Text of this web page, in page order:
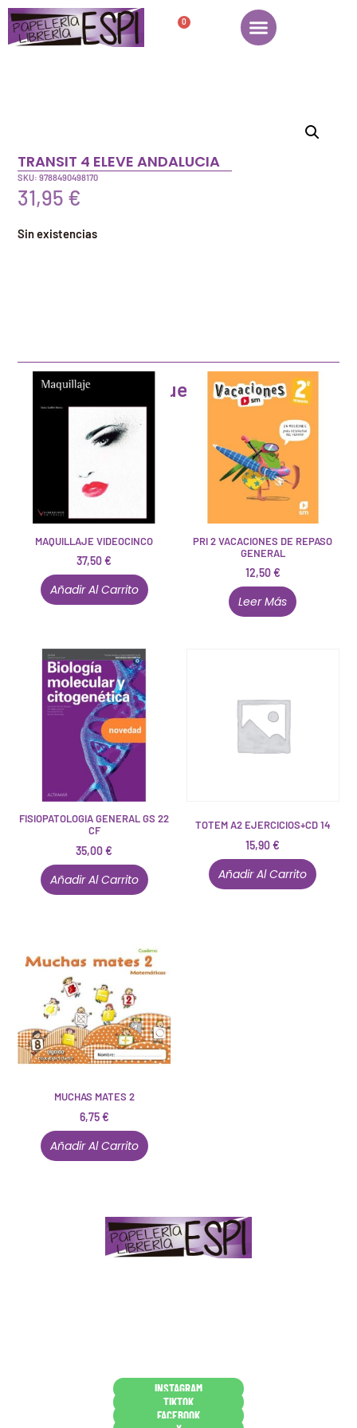
0
TRANSIT 4 ELEVE ANDALUCIA
SKU: 9788490498170
31,95 €
Sin existencias
Artículos que pueden interesarte
MAQUILLAJE VIDEOCINCO
37,50€
Añadir Al Carrito
PRI 2 VACACIONES DE REPASO
GENERAL
12,50€
Leer Más
FISIOPATOLOGIA GENERAL GS 22
CF
35,00€
Añadir Al Carrito
TOTEM A2 EJERCICIOS+CD 14
15,90€
Añadir Al Carrito
MUCHAS MATES 2
6,75€
Añadir Al Carrito
INSTAGRAM
TIKTOK
FACEBOOK